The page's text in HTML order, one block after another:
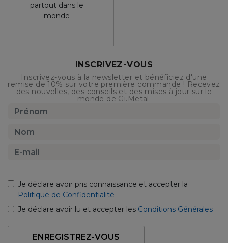
partout dans le
monde
INSCRIVEZ-VOUS
Inscrivez-vous à la newsletter et bénéficiez d'une
remise de 10% sur votre première commande ! Recevez
des nouvelles, des conseils et des mises à jour sur le
monde de Gi.Metal.
Je déclare avoir pris connaissance et accepter la
Politique de Confidentialité
Je déclare avoir lu et accepter les Conditions Générales
ENREGISTREZ-VOUS